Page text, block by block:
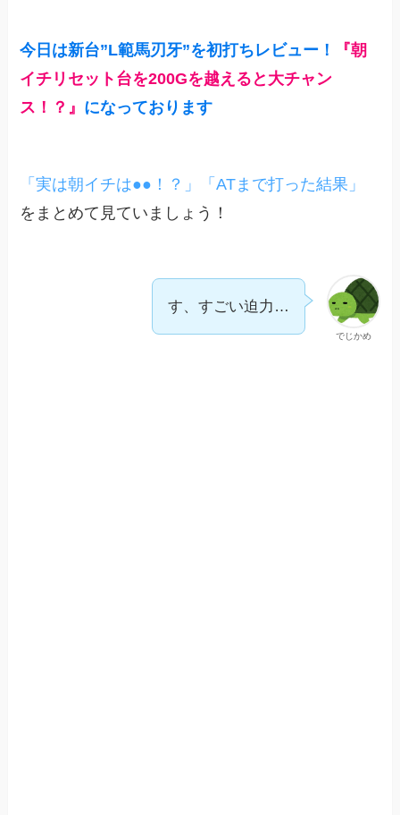
今日は新台”L範馬刃牙”を初打ちレビュー！
『朝
イチリセット台を200Gを越えると大チャン
ス！？』 になっております
「実は朝イチは●●！？」
「ATまで打った結果」
をまとめて見ていましょう！
でじかめ
す、すごい迫力…